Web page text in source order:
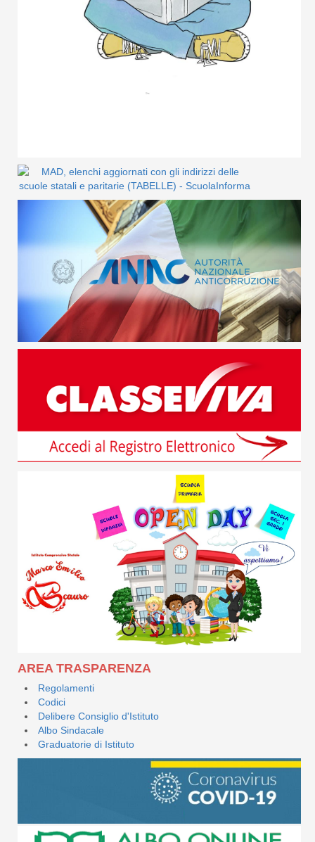
AREA TRASPARENZA
Regolamenti
Codici
Delibere Consiglio d'Istituto
Albo Sindacale
Graduatorie di Istituto